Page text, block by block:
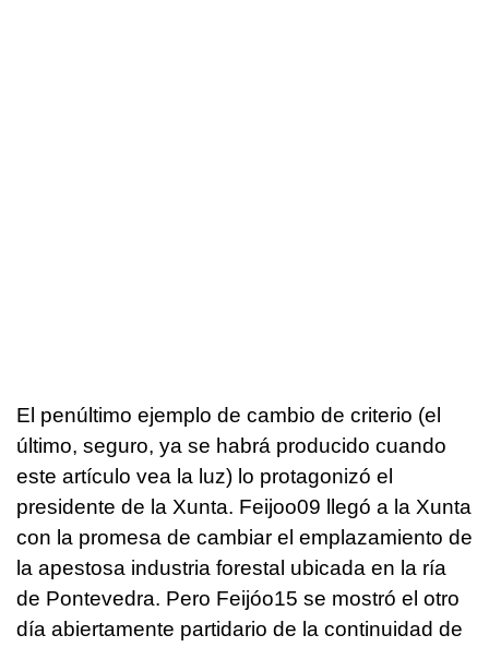
El penúltimo ejemplo de cambio de criterio (el
último, seguro, ya se habrá producido cuando
este artículo vea la luz) lo protagonizó el
presidente de la Xunta. Feijoo09 llegó a la Xunta
con la promesa de cambiar el emplazamiento de
la apestosa industria forestal ubicada en la ría
de Pontevedra. Pero Feijóo15 se mostró el otro
día abiertamente partidario de la continuidad de